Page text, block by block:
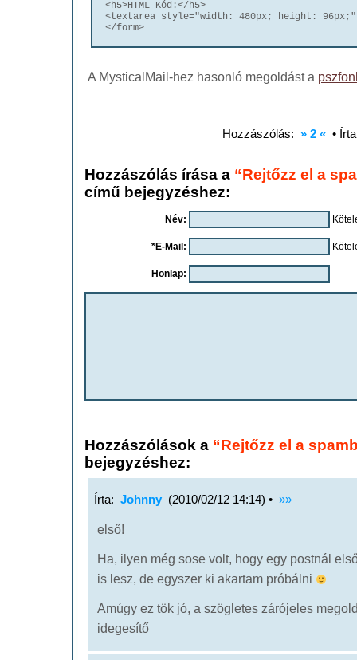
<h5>HTML Kód:</h5>
<textarea style="width: 480px; height: 96px;"
</form>
A MysticalMail-hez hasonló megoldást a
Hozzászólás: » 2 « •
Hozzászólás írása a “Rejtőzz el a
című bejegyzéshez:
Név:
*E-Mail:
Honlap:
Hozzászólások a “Rejtőzz el a
bejegyzéshez:
Írta: Johnny (2010/02/12 14:14) • »»
első!
Ha, ilyen még sose volt, hogy egy postnál
is lesz, de egyszer ki akartam próbálni
Amúgy ez tök jó, a szögletes zárójeles
idegesítő